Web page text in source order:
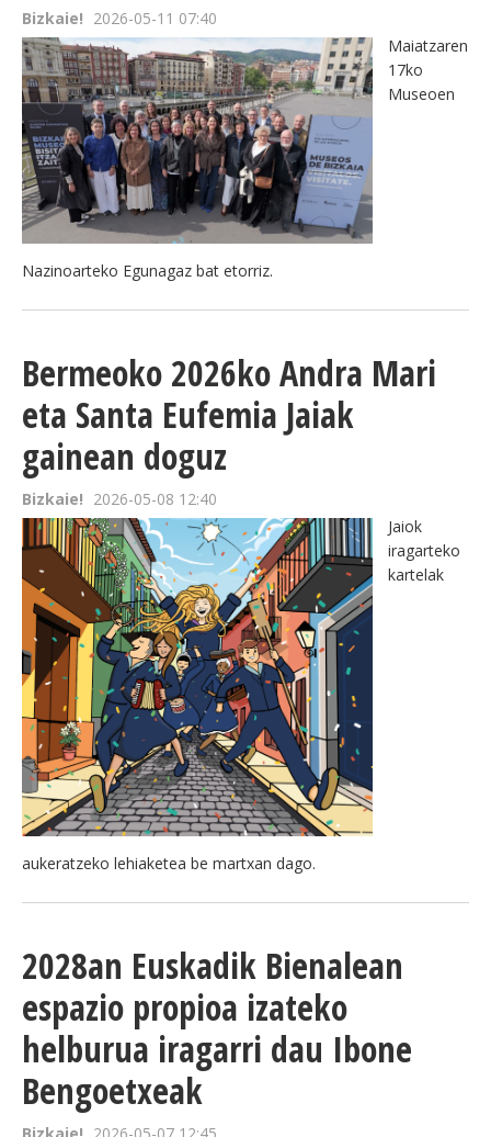
Bizkaie! 2026-05-11 07:40
Maiatzaren
17ko
Museoen
Nazinoarteko Egunagaz bat etorriz.
Bermeoko 2026ko Andra Mari
eta Santa Eufemia Jaiak
gainean doguz
Bizkaie! 2026-05-08 12:40
Jaiok
iragarteko
kartelak
aukeratzeko lehiaketea be martxan dago.
2028an Euskadik Bienalean
espazio propioa izateko
helburua iragarri dau Ibone
Bengoetxeak
Bizkaie! 2026-05-07 12:45